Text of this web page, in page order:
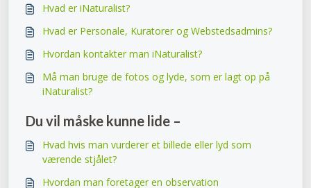
Hvad er iNaturalist?
Hvad er Personale, Kuratorer og Webstedsadmins?
Hvordan kontakter man iNaturalist?
Må man bruge de fotos og lyde, som er lagt op på
iNaturalist?
Du vil måske kunne lide –
Hvad hvis man vurderer et billede eller lyd som
værende stjålet?
Hvordan man foretager en observation